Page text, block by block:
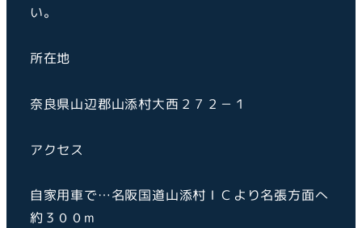
い。
所在地
奈良県山辺郡山添村大西２７２－１
アクセス
自家用車で…名阪国道山添村ＩＣより名張方面へ
約３００m